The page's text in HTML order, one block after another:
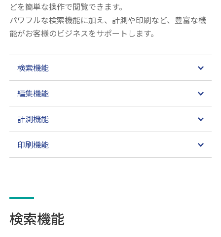
どを簡単な操作で閲覧できます。
パワフルな検索機能に加え、計測や印刷など、豊富な機
能がお客様のビジネスをサポートします。
検索機能
編集機能
計測機能
印刷機能
検索機能